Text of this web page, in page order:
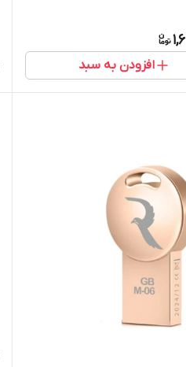
افزودن به سبد